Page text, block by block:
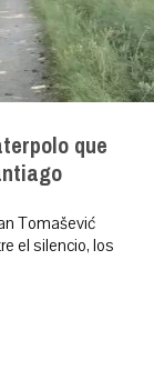
que
Tomašević
el silencio, los